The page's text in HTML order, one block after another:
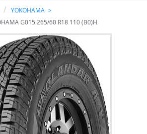
YOKOHAMA
G015 265/60 R18 110 (B0)H